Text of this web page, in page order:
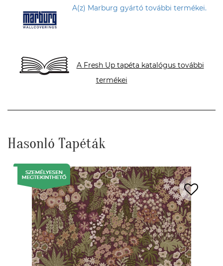
A(z) Marburg gyártó további termékei.
A Fresh Up tapéta katalógus további
termékei
Hasonló Tapéták